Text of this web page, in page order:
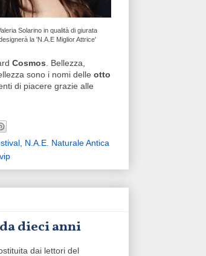
Solarino in qualità di giurata
la 'N.A.E Miglior Attrice'
Cosmos. Bellezza,
sono i nomi delle otto
di piacere grazie alle
, N.A.E. Naturale Antica
vip
dieci anni
dai lettori del